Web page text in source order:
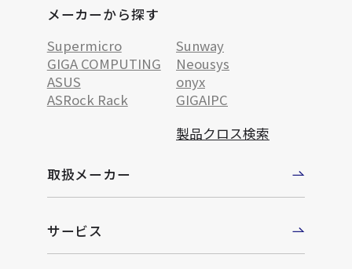
メーカーから探す
Supermicro
Sunway
GIGA COMPUTING
Neousys
ASUS
onyx
ASRock Rack
GIGAIPC
製品クロス検索
取扱メーカー
サービス